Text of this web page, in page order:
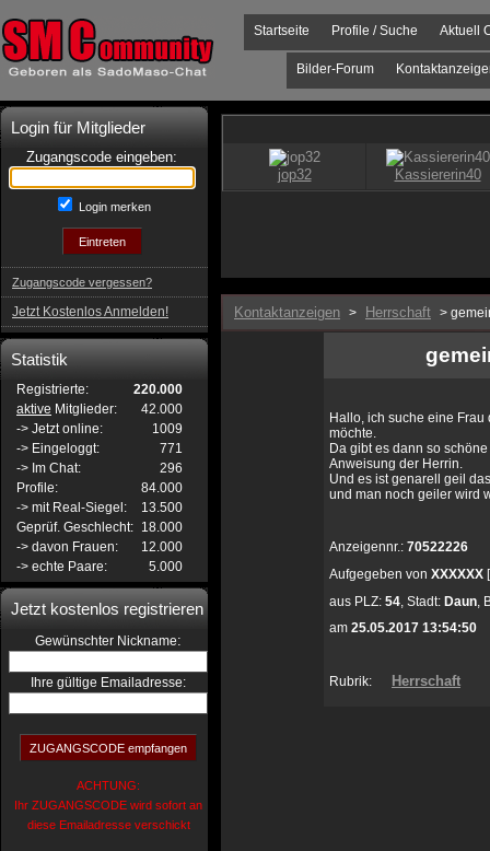
Aktuell
Profile / Suche
Startseite
Bilder-Forum
Login für Mitglieder
Zugangscode eingeben:
Login merken
Zugangscode vergessen?
Jetzt Kostenlos Anmelden!
Statistik
Registrierte:
220.000
aktive Mitglieder:
42.000
-> Jetzt online:
1009
-> Eingeloggt:
771
-> Im Chat:
296
Profile:
84.000
-> mit Real-Siegel:
13.500
Geprüf. Geschlecht: 18.000
-> davon Frauen:
12.000
-> echte Paare:
5.000
Jetzt kostenlos registrieren
Gewünschter Nickname:
Ihre gültige Emailadresse:
ACHTUNG:
Ihr ZUGANGSCODE wird sofort an
diese Emailadresse verschickt
Kontaktanzeigen > Herrschaft >
Hallo, ich suche eine
möchte.
Da gibt es dann so
Anweisung der Herrin.
Und es ist genarell geil
und man noch geiler wird
Anzeigennr.: 70522226
Aufgegeben von XXXXXX
aus PLZ: 54, Stadt: Daun,
am 25.05.2017 13:54:50
Rubrik: Herrschaft